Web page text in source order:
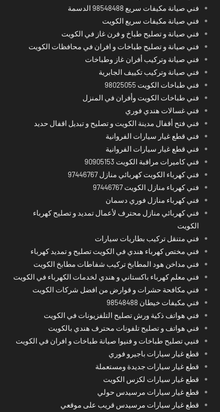
فني صيانة مكيفات سريع 98548488 الدسمة
فني صيانة مكيفات سريع الكويت
فني صيانة و تصليح طباخ و فرن غاز في الكويت
فني صيانة و تصليح طباخات و افران في محافظات الكويت
فني صيانة وتركيب أفران غاز وطباخات
فني صيانة وتركيب تكييف الجابرية
فني طباخات الكويت 98025055
فني طباخات الكويت وأفران في المنزل
فني غسالات هندي فوري
فني فتح أقفال مدينة الكويت و تصليح و تبديل اقفال حديد
فني قطع غيار سيارات الفروانية
فني قطع غيار سيارات الفروانية
فني كاميرات مراقبة الكويت 90905153
فني كهرباء الكويت كهربائي منازل 97446767
فني كهرباء منازل الكويت 97446767
فني كهرباء منازل فوري دسمان
فني كهربائي منازل محترف لأعمال تمديد و تصليح كهرباء
الكويت
فني متنقل تركيب بطاريات سيارات
فني مختص كهرباء هندي في الكويت تصليح و تمديد كهرباء
فني مداخن هود المطابخ تركيب شفاطات مطابخ الكويت
فني معلم كهرباء باكستاني و هندي لخدمات الكهرباء في الكويت
فني مكافحة حشرات و قوارض من افضل شركات الكويت
فني مكيفات خيطان 98548488
فني هواتف ذكية ورش تصليح التلفزيونات في الكويت
فني هواتف و تصليح تلفونات محترف هندي بالكويت
فنيي تصليح طباخات و فنيوا صيانة طباخات و افران في الكويت
قطع غيار سيارات باجيرو فوري
قطع غيار سيارات جديدة ومستعملة
قطع غيار سيارات لكزس الكويت
قطع غيار سيارات مرسيدس حولي
قطع غيار سيارات مرسيدس قريب على موقعي